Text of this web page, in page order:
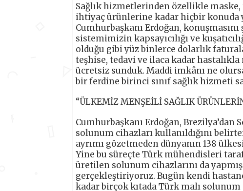
Sağlık hizmetlerinden özellikle
ihtiyaç ürünlerine kadar hiçbir
Cumhurbaşkanı Erdoğan,
sistemimizin kapsayıcılığı ve
olduğu gibi yüz binlerce dolarlık
teşhise, tedavi ve ilaca kadar
ücretsiz sunduk. Maddi imkânı ne
bir ferdine birinci sınıf sağlık hizmeti
“ÜLKEMİZ MENŞEİLİ SAĞLIK
Cumhurbaşkanı Erdoğan, Brezilya’dan
solunum cihazları kullanıldığını
ayrımı gözetmeden dünyanın 138
Yine bu süreçte Türk mühendisleri
üretilen solunum cihazlarını da
gerçekleştiriyoruz. Bugün kendi
kadar birçok kıtada Türk malı